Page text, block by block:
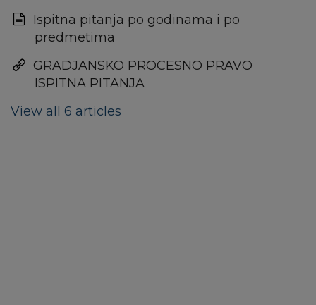
Ispitna pitanja po godinama i po
predmetima
GRADJANSKO PROCESNO PRAVO
ISPITNA PITANJA
View all 6 articles